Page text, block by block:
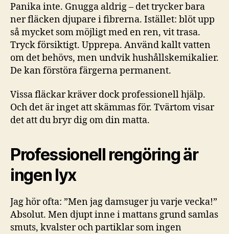
Panika inte. Gnugga aldrig – det trycker bara
ner fläcken djupare i fibrerna. Istället: blöt upp
så mycket som möjligt med en ren, vit trasa.
Tryck försiktigt. Upprepa. Använd kallt vatten
om det behövs, men undvik hushållskemikalier.
De kan förstöra färgerna permanent.
Vissa fläckar kräver dock professionell hjälp.
Och det är inget att skämmas för. Tvärtom visar
det att du bryr dig om din matta.
Professionell rengöring är
ingen lyx
Jag hör ofta: ”Men jag damsuger ju varje vecka!”
Absolut. Men djupt inne i mattans grund samlas
smuts, kvalster och partiklar som ingen